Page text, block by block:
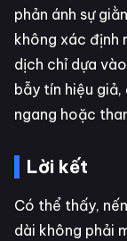
phản ánh sự
không xác định
dịch chỉ dựa
bẫy tín hiệu
ngang hoặc
Lời kết
Có thể thấy,
dài không phải